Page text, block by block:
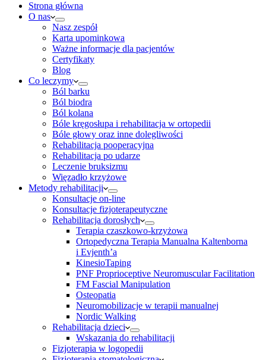
Strona główna
O nas
Nasz zespół
Karta upominkowa
Ważne informacje dla pacjentów
Certyfikaty
Blog
Co leczymy
Ból barku
Ból biodra
Ból kolana
Bóle kręgosłupa i rehabilitacja w ortopedii
Bóle głowy oraz inne dolegliwości
Rehabilitacja pooperacyjna
Rehabilitacja po udarze
Leczenie bruksizmu
Więzadło krzyżowe
Metody rehabilitacji
Konsultacje on-line
Konsultacje fizjoterapeutyczne
Rehabilitacja dorosłych
Terapia czaszkowo-krzyżowa
Ortopedyczna Terapia Manualna Kaltenborna
i Evjenth’a
KinesioTaping
PNF Proprioceptive Neuromuscular Facilitation
FM Fascial Manipulation
Osteopatia
Neuromobilizacje w terapii manualnej
Nordic Walking
Rehabilitacja dzieci
Wskazania do rehabilitacji
Fizjoterapia w logopedii